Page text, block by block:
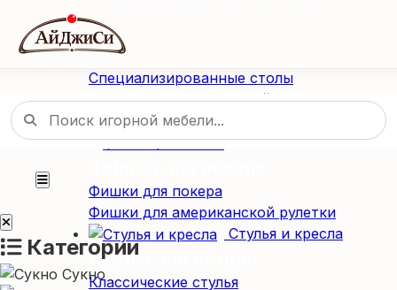
Складные покерные столы
Специализированные столы
Специализированные столы
Столы для американской рулетки
Столы из массива дерева
Фишки / Жетоны
Фишки для покера
Фишки для американской рулетки
Стулья и кресла
Стулья для казино
Классические стулья
Категории
Сукно